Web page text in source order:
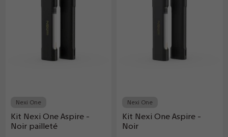
Nexi One
Kit Nexi One Aspire -
Noir pailleté
Nexi One
Kit Nexi One Aspire -
Noir